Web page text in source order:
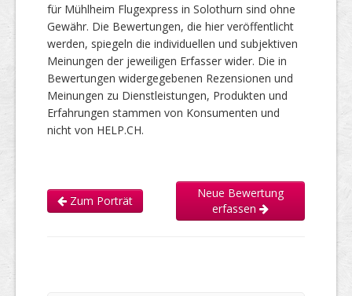
für Mühlheim Flugexpress in Solothurn sind ohne
Gewähr. Die Bewertungen, die hier veröffentlicht
werden, spiegeln die individuellen und subjektiven
Meinungen der jeweiligen Erfasser wider. Die in
Bewertungen widergegebenen Rezensionen und
Meinungen zu Dienstleistungen, Produkten und
Erfahrungen stammen von Konsumenten und
nicht von HELP.CH.
Zum Porträt
Neue Bewertung
erfassen